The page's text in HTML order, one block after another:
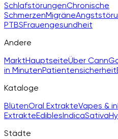
SchlafstörungenChronische
SchmerzenMigräne
PTBSFrauengesundheit
Andere
MarktHauptseiteÜber
in MinutenPatientensicherheit
Kataloge
BlütenOral ExtrakteVapes &
ExtrakteEdiblesIndicaSativa
Städte